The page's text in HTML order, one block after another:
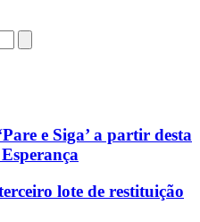
e Siga’ a partir desta
lote de restituição